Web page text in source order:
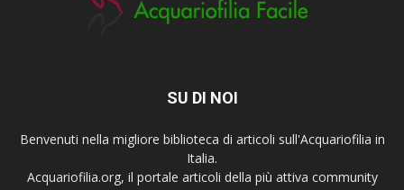
SU DI NOI
Benvenuti nella migliore biblioteca di articoli sull'Acquariofilia in
Italia.
Acquariofilia.org, il portale articoli della più attiva community